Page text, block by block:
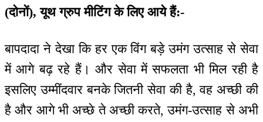
(दोनों), यूथ ग्रुप मीटिंग के लिए आये हैं:-
बापदादा ने देखा कि हर एक विंग बड़े उमंग उत्साह से सेवा
में आगे बढ़ रहे हैं। और सेवा में सफलता भी मिल रही है
इसलिए उम्मींदवार बनके जितनी सेवा की है, वह अच्छी की
है और आगे भी अच्छे ते अच्छी करते, उमंग-उत्साह से अभी